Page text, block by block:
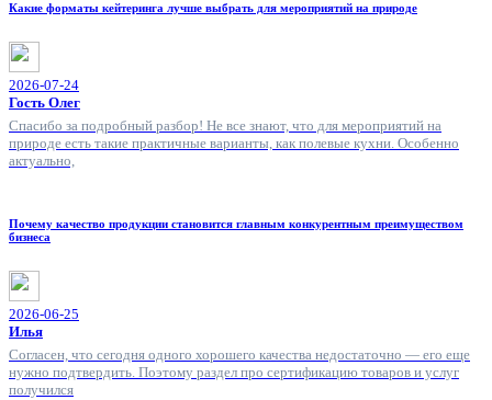
Какие форматы кейтеринга лучше выбрать для мероприятий на природе
2026-07-24
Гость Олег
Спасибо за подробный разбор! Не все знают, что для мероприятий на
природе есть такие практичные варианты, как полевые кухни. Особенно
актуально,
Почему качество продукции становится главным конкурентным преимуществом
бизнеса
2026-06-25
Илья
Согласен, что сегодня одного хорошего качества недостаточно — его еще
нужно подтвердить. Поэтому раздел про сертификацию товаров и услуг
получился